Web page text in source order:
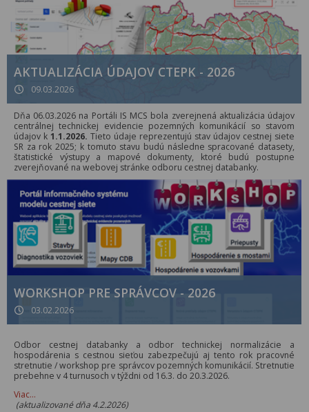
AKTUALIZÁCIA ÚDAJOV CTEPK - 2026
09.03.2026
Dňa 06.03.2026 na Portáli IS MCS bola zverejnená aktualizácia údajov
centrálnej technickej evidencie pozemných komunikácií so stavom
údajov k 1.1.2026. Tieto údaje reprezentujú stav údajov cestnej siete
SR za rok 2025; k tomuto stavu budú následne spracované datasety,
štatistické výstupy a mapové dokumenty, ktoré budú postupne
zverejňované na webovej stránke odboru cestnej databanky.
WORKSHOP PRE SPRÁVCOV - 2026
03.02.2026
Odbor cestnej databanky a odbor technickej normalizácie a
hospodárenia s cestnou sieťou zabezpečujú aj tento rok pracovné
stretnutie / workshop pre správcov pozemných komunikácií. Stretnutie
prebehne v 4 turnusoch v týždni od 16.3. do 20.3.2026.
Viac…
(aktualizované dňa 4.2.2026)